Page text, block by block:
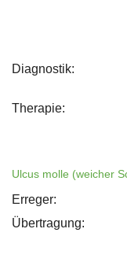
Diagnostik:
Therapie:
Ulcus molle (weicher
Erreger:
Übertragung: